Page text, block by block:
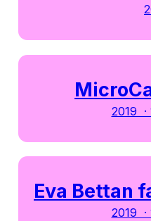
2019 ·
Eva Bettan
2019 ·